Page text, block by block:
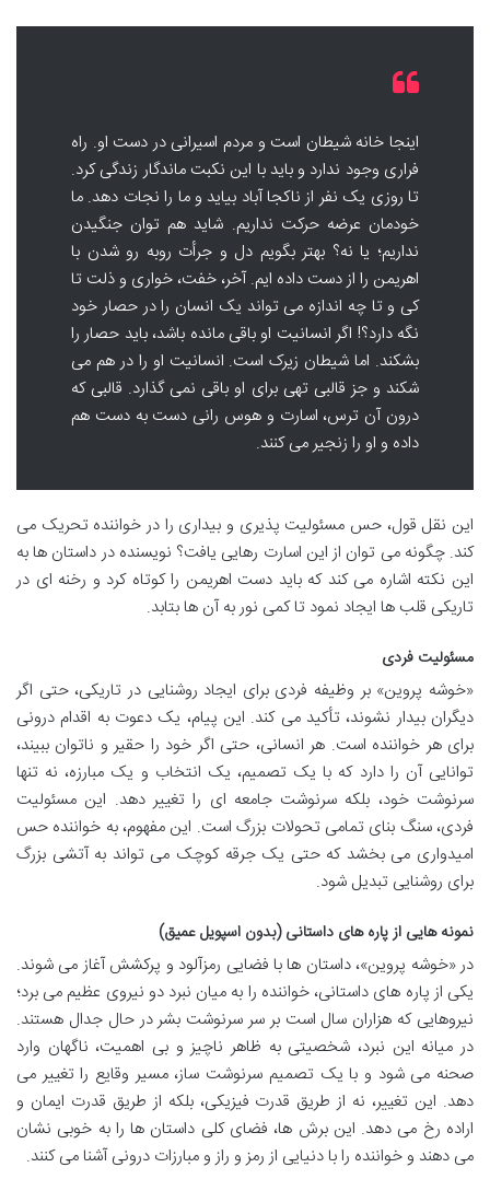
اینجا خانه شیطان است و مردم اسیرانی در دست او. راه
فراری وجود ندارد و باید با این نکبت ماندگار زندگی کرد.
تا روزی یک نفر از ناکجا آباد بیاید و ما را نجات دهد. ما
خودمان عرضه حرکت نداریم. شاید هم توان جنگیدن
نداریم؛ یا نه؟ بهتر بگویم دل و جرأت روبه رو شدن با
اهریمن را از دست داده ایم. آخر، خفت، خواری و ذلت تا
کی و تا چه اندازه می تواند یک انسان را در حصار خود
نگه دارد؟! اگر انسانیت او باقی مانده باشد، باید حصار را
بشکند. اما شیطان زیرک است. انسانیت او را در هم می
شکند و جز قالبی تهی برای او باقی نمی گذارد. قالبی که
درون آن ترس، اسارت و هوس رانی دست به دست هم
داده و او را زنجیر می کنند.
این نقل قول، حس مسئولیت پذیری و بیداری را در خواننده تحریک می
کند. چگونه می توان از این اسارت رهایی یافت؟ نویسنده در داستان ها به
این نکته اشاره می کند که باید دست اهریمن را کوتاه کرد و رخنه ای در
تاریکی قلب ها ایجاد نمود تا کمی نور به آن ها بتابد.
مسئولیت فردی
«خوشه پروین» بر وظیفه فردی برای ایجاد روشنایی در تاریکی، حتی اگر
دیگران بیدار نشوند، تأکید می کند. این پیام، یک دعوت به اقدام درونی
برای هر خواننده است. هر انسانی، حتی اگر خود را حقیر و ناتوان ببیند،
توانایی آن را دارد که با یک تصمیم، یک انتخاب و یک مبارزه، نه تنها
سرنوشت خود، بلکه سرنوشت جامعه ای را تغییر دهد. این مسئولیت
فردی، سنگ بنای تمامی تحولات بزرگ است. این مفهوم، به خواننده حس
امیدواری می بخشد که حتی یک جرقه کوچک می تواند به آتشی بزرگ
برای روشنایی تبدیل شود.
نمونه هایی از پاره های داستانی (بدون اسپویل عمیق)
در «خوشه پروین»، داستان ها با فضایی رمزآلود و پرکشش آغاز می شوند.
یکی از پاره های داستانی، خواننده را به میان نبرد دو نیروی عظیم می برد؛
نیروهایی که هزاران سال است بر سر سرنوشت بشر در حال جدال هستند.
در میانه این نبرد، شخصیتی به ظاهر ناچیز و بی اهمیت، ناگهان وارد
صحنه می شود و با یک تصمیم سرنوشت ساز، مسیر وقایع را تغییر می
دهد. این تغییر، نه از طریق قدرت فیزیکی، بلکه از طریق قدرت ایمان و
اراده رخ می دهد. این برش ها، فضای کلی داستان ها را به خوبی نشان
می دهند و خواننده را با دنیایی از رمز و راز و مبارزات درونی آشنا می کنند.